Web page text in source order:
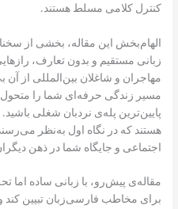
کنترل کلامی مسلط هستند.
الهام‌بخش این مقاله، بخشی از
زبانی مستقیم و بدون تعارف،
مهاجران و شاغلان بین‌المللی از آن
مسیر زندگی حرفه‌ای شما را متحول
پایین‌ترین پله‌ی نردبان شغلی
هستند که در نگاه اول به‌نظر
اجتماعی و جایگاه شما در ذهن
مقاله‌ی پیش‌رو، با زبانی ساده اما
برای مخاطب فارسی‌زبان تبیین کند